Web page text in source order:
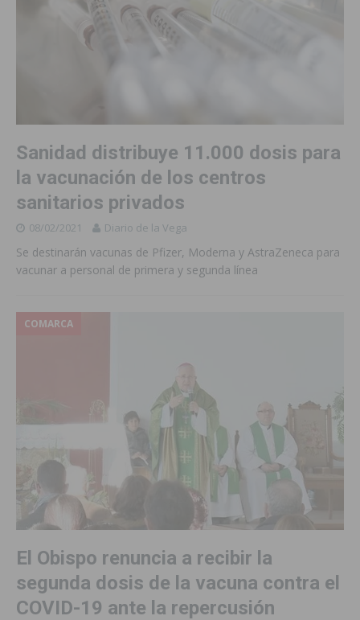
Sanidad distribuye 11.000 dosis para
la vacunación de los centros
sanitarios privados
08/02/2021 Diario de la Vega
Se destinarán vacunas de Pfizer, Moderna y AstraZeneca para
vacunar a personal de primera y segunda línea
COMARCA
El Obispo renuncia a recibir la
segunda dosis de la vacuna contra el
COVID-19 ante la repercusión